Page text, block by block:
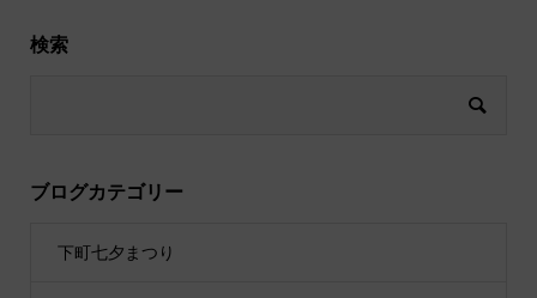
検索
ブログカテゴリー
下町七夕まつり